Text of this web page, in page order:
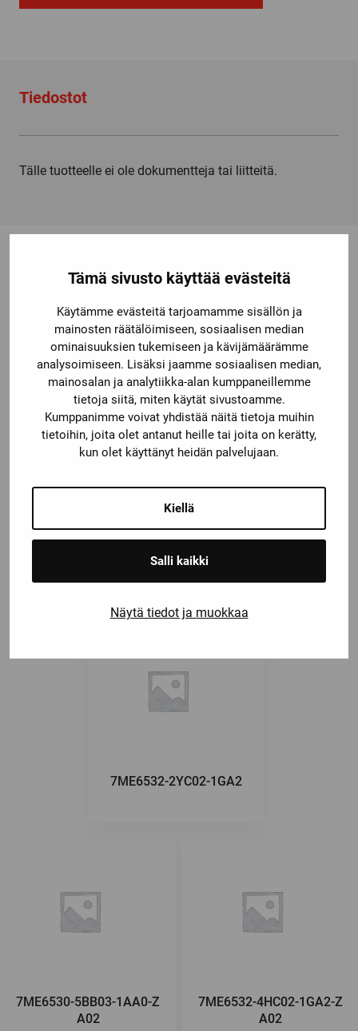
Tämä sivusto käyttää evästeitä
Käytämme evästeitä tarjoamamme sisällön ja
mainosten räätälöimiseen, sosiaalisen median
ominaisuuksien tukemiseen ja kävijämäärämme
analysoimiseen. Lisäksi jaamme sosiaalisen median,
mainosalan ja analytiikka-alan kumppaneillemme
tietoja siitä, miten käytät sivustoamme.
Kumppanimme voivat yhdistää näitä tietoja muihin
tietoihin, joita olet antanut heille tai joita on kerätty,
kun olet käyttänyt heidän palvelujaan.
Kiellä
Salli kaikki
Näytä tiedot ja muokkaa
A00
Tiedostot
Tälle tuotteelle ei ole dokumentteja tai liitteitä.
Saatat olla kiinnostunut myös
näistä
7ME6530-4HC03-1AA0
7ME6532-2YC02-1GA2
7ME6530-5BB03-1AA0-Z
A02
7ME6532-4HC02-1GA2-Z
A02